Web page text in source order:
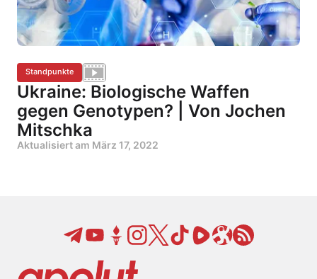
Standpunkte
Ukraine: Biologische Waffen
gegen Genotypen? | Von Jochen
Mitschka
Aktualisiert am März 17, 2022